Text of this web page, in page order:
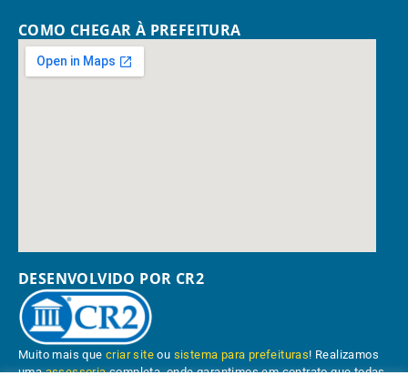
COMO CHEGAR À PREFEITURA
DESENVOLVIDO POR CR2
Muito mais quecriar site ou sistema para prefeituras! Realizamos
umaassessoriacompleta, onde garantimos em contrato que todas